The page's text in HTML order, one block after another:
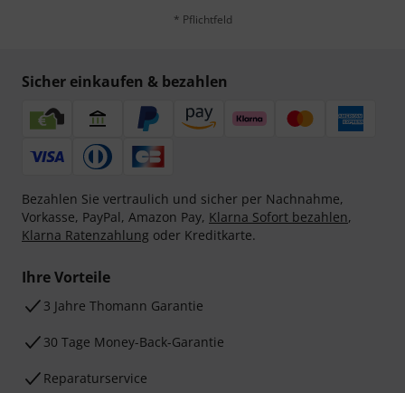
* Pflichtfeld
Sicher einkaufen & bezahlen
Bezahlen Sie vertraulich und sicher per Nachnahme,
Vorkasse, PayPal, Amazon Pay, Klarna Sofort bezahlen,
Klarna Ratenzahlung oder Kreditkarte.
Ihre Vorteile
3 Jahre Thomann Garantie
30 Tage Money-Back-Garantie
Reparaturservice